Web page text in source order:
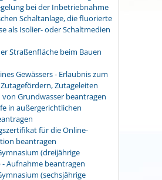
bei der Inbetriebnahme
Schaltanlage, die fluorierte
als Isolier- oder Schaltmedien
Straßenfläche beim Bauen
Gewässers - Erlaubnis zum
Zutageleiten
Grundwasser beantragen
in außergerichtlichen
für die Online-
beantragen
(dreijährige
Aufnahme beantragen
(sechsjährige